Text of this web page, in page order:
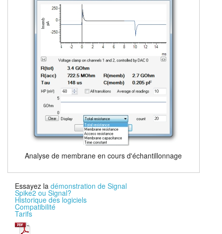
Analyse de membrane en cours d'échantillonnage
Essayez la démonstration de Signal
Spike2 ou Signal?
Historique des logiciels
Compatibilité
Tarifs